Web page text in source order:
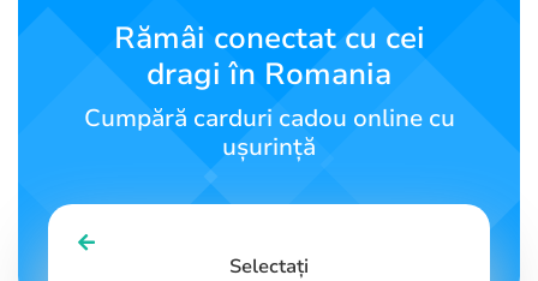
Contactează-
Română
SIGN IN
Rămâi conectat cu cei
dragi în Romania
Cumpără carduri cadou online cu
ușurință
Selectați